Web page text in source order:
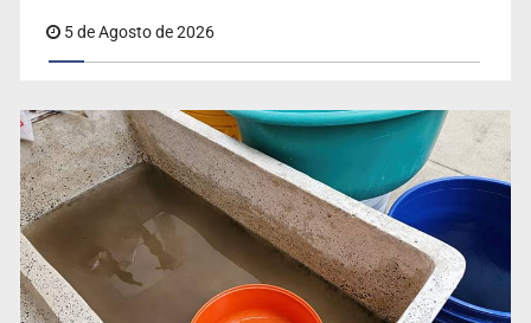
Buscan reformar Ley de Salud en Jalisco para emitir
alertas sanitarias por mala calidad del agua
5 de Agosto de 2026